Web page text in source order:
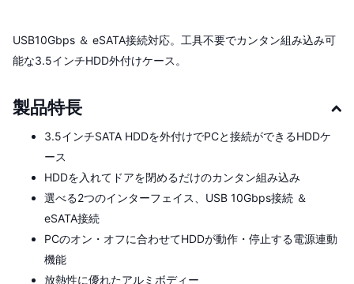
USB10Gbps ＆ eSATA接続対応。工具不要でカンタン組み込み可
能な3.5インチHDD外付けケース。
製品特長
3.5インチSATA HDDを外付けでPCと接続ができるHDDケ
ース
HDDを入れてドアを閉めるだけのカンタン組み込み
選べる2つのインターフェイス、USB 10Gbps接続 ＆
eSATA接続
PCのオン・オフに合わせてHDDが動作・停止する電源連動
機能
放熱性に優れたアルミボディー